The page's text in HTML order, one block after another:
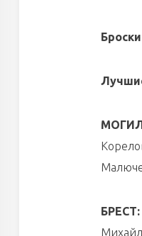
БРЕСТ: